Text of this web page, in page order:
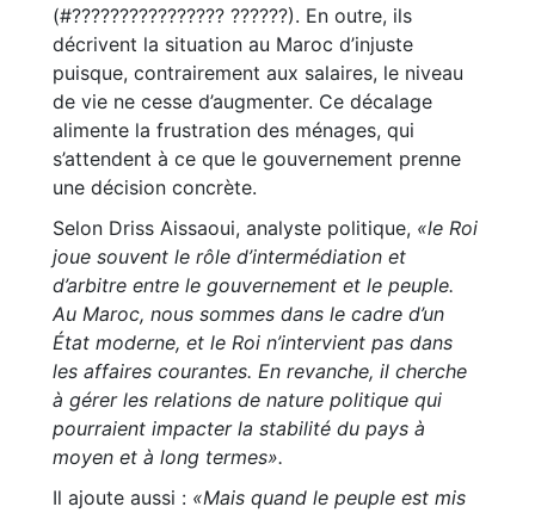
(#???????????????? ??????). En outre, ils
décrivent la situation au Maroc d’injuste
puisque, contrairement aux salaires, le niveau
de vie ne cesse d’augmenter. Ce décalage
alimente la frustration des ménages, qui
s’attendent à ce que le gouvernement prenne
une décision concrète.
Selon Driss Aissaoui, analyste politique, «le Roi
joue souvent le rôle d’intermédiation et
d’arbitre entre le gouvernement et le peuple.
Au Maroc, nous sommes dans le cadre d’un
État moderne, et le Roi n’intervient pas dans
les affaires courantes. En revanche, il cherche
à gérer les relations de nature politique qui
pourraient impacter la stabilité du pays à
moyen et à long termes».
Il ajoute aussi : «Mais quand le peuple est mis